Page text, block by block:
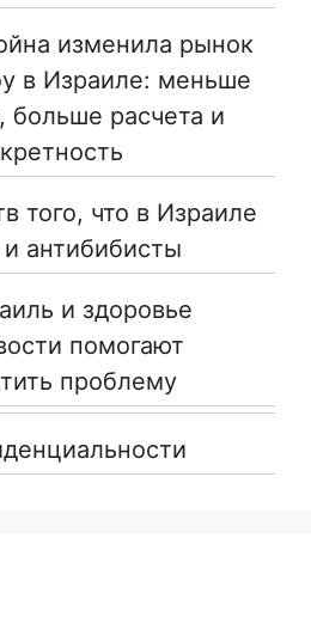
изменила рынок
в Израиле: меньше
больше расчета и
того, что в Израиле
антибибисты
и здоровье
помогают
проблему